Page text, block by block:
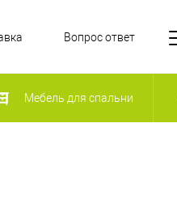
Вопрос ответ
Мебель для спальни